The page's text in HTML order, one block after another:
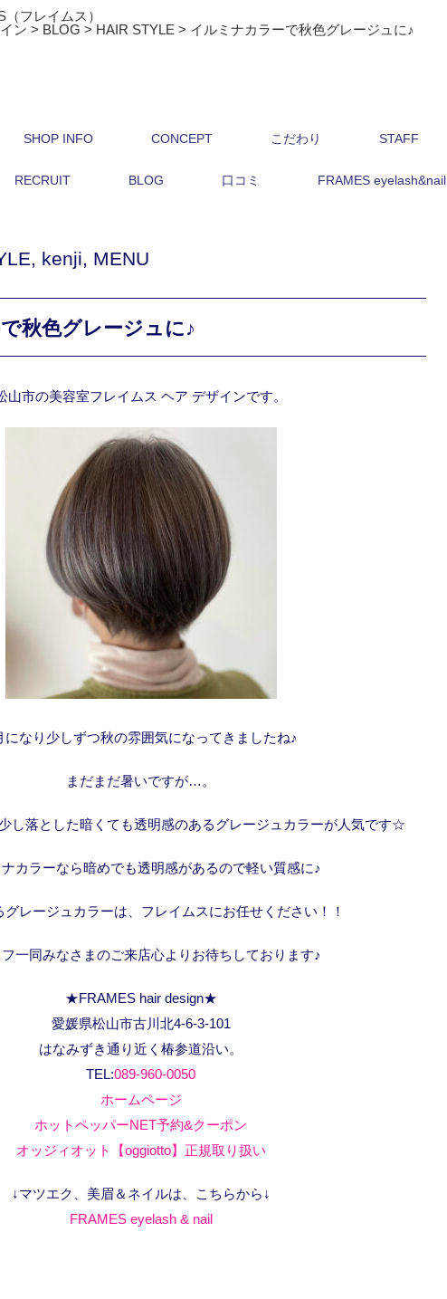
フレイムス）
ン > BLOG > HAIR STYLE > イルミナカラーで秋色グレージュに♪
SHOP INFO CONCEPT こだわり STAFF
RECRUIT BLOG 口コミ FRAMES eyelash&nail
, kenji, MENU
秋色グレージュに♪
山市の美容室フレイムス ヘア デザインです。
になり少しずつ秋の雰囲気になってきましたね♪
まだまだ暑いですが…。
し落とした暗くても透明感のあるグレージュカラーが人気です☆
カラーなら暗めでも透明感があるので軽い質感に♪
グレージュカラーは、フレイムスにお任せください！！
一同みなさまのご来店心よりお待ちしております♪
★FRAMES hair design★
愛媛県松山市古川北4-6-3-101
はなみずき通り近く椿参道沿い。
TEL:089-960-0050
ホームページ
ホットペッパーNET予約&クーポン
オッジィオット【oggiotto】正規取り扱い
↓マツエク、美眉＆ネイルは、こちらから↓
FRAMES eyelash & nail